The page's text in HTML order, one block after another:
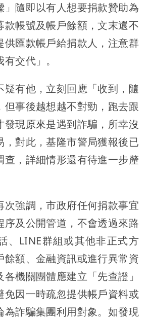
」隨即以有人想要捐款贊助為
款帳號及帳戶餘額，文末還不
供匯款帳戶給捐款人，注意群
交代」。
疑有他，立刻回應「收到，隨
但事後越想越不對勁，跑去跟
發現原來是遇到詐騙，所幸沒
，對此，基隆市警局獲報後已
查，詳細情形還有待進一步釐
次強調，市政府任何捐款事宜
序及公開管道，不會透過來路
、LINE群組或其他非正式方
餘額、金融資訊或進行異常資
機關團體應建立「先查證」
免因一時疏忽提供帳戶資料或
為詐騙集團利用對象。如發現